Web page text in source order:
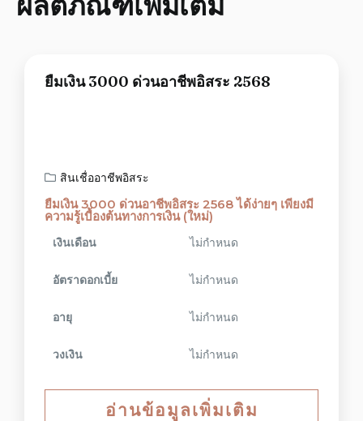
ยืมเงิน 3000 ด่วนอาชีพอิสระ 2568
สินเชื่ออาชีพอิสระ
ยืมเงิน 3000 ด่วนอาชีพอิสระ 2568 ได้ง่ายๆ เพียงมี
ความรู้เบื้องต้นทางการเงิน (ใหม่)
เงินเดือน ไม่กำหนด
อัตราดอกเบี้ย ไม่กำหนด
อายุ ไม่กำหนด
วงเงิน ไม่กำหนด
อ่านข้อมูลเพิ่มเติม